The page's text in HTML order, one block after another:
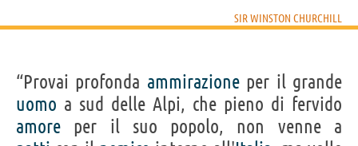
SIR WINSTON CHURCHILL
“Provai profonda ammirazioneper il grande
uomo a sud delle Alpi, che pieno di fervido
amore per il suo popolo, non venne a